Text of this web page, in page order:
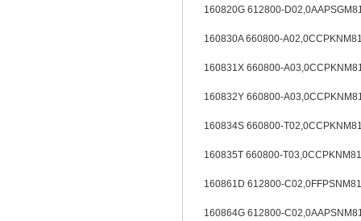
160820G 612800-
160830A 660800-
160831X 660800-
160832Y 660800-
160834S 660800-
160835T 660800-
160861D 612800-
160864G 612800-